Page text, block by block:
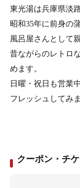
東光湯は兵庫県淡
昭和35年に前身の
風呂屋さんとして
昔ながらのレトロ
めます。
日曜・祝日も営業
フレッシュしてみ
クーポン・チ